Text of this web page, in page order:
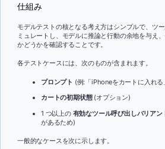
仕組み
モデルテストの核となる考え方はシンプルで、ツ
ミュレートし、モデルに推論と行動の余地を与え
かどうかを確認することです。
各テストケースには、次のものが含まれます。
プロンプト (例:「iPhoneをカートに入れる
カートの初期状態(オプション)
1 つ以上の 有効なツール呼び出しバリアン
があるため)
一般的なケースを次に示します。